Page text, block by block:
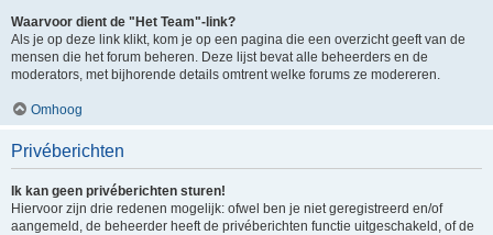
Waarvoor dient de "Het Team"-link?
Als je op deze link klikt, kom je op een pagina die een overzicht geeft van de
mensen die het forum beheren. Deze lijst bevat alle beheerders en de
moderators, met bijhorende details omtrent welke forums ze modereren.
Omhoog
Privéberichten
Ik kan geen privéberichten sturen!
Hiervoor zijn drie redenen mogelijk: ofwel ben je niet geregistreerd en/of
aangemeld, de beheerder heeft de privéberichten functie uitgeschakeld, of de